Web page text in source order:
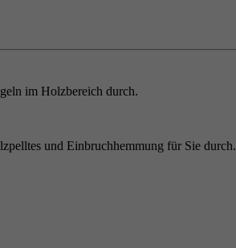
im Holzbereich durch.
und Einbruchhemmung für Sie durch.